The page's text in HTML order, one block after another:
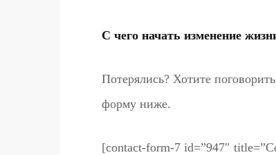
С чего начать изменение
Потерялись? Хотите
форму ниже.
[contact-form-7 id=”947″